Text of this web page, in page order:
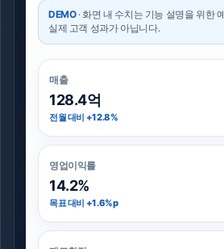
DEMO· 화면 내 수치는 기능 설명을 위한
실제 고객 성과가 아닙니다.
매출
128.4억
전월 대비 +12.8%
영업이익률
14.2%
목표 대비 +1.6%p